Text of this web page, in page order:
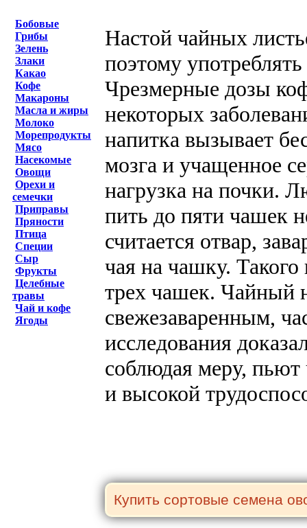
Бобовые
Грибы
Зелень
Злаки
Какао
Кофе
Макароны
Масла и жиры
Молоко
Морепродукты
Мясо
Насекомые
Овощи
Орехи и
семечки
Приправы
Пряности
Птица
Специи
Сыр
Фрукты
Целебные
травы
Чай и кофе
Ягоды
Настой чайных
поэтому
Чрезмерные дозы
некоторых
напитка вызывает
мозга и учащенное
нагрузка на почки.
пить до пяти чашек
считается отвар,
чая на чашку.
трех чашек. Чайный
свежезаваренным,
исследования
соблюдая меру, пьют
и высокой